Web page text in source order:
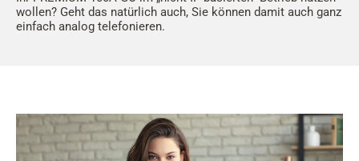
wollen? Geht das natürlich auch, Sie können damit auch ganz
einfach analog telefonieren.